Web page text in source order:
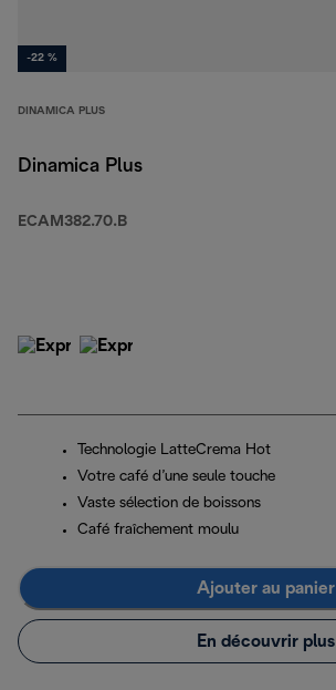
-22 %
DINAMICA PLUS
Dinamica Plus
ECAM382.70.B
Technologie LatteCrema Hot
Votre café d’une seule touche
Vaste sélection de boissons
Café fraîchement moulu
Ajouter au panier
En découvrir plus